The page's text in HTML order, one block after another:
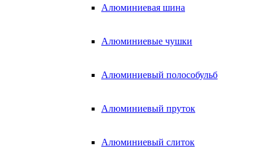
Алюминиевая шина
Алюминиевые чушки
Алюминиевый полособульб
Алюминиевый пруток
Алюминиевый слиток